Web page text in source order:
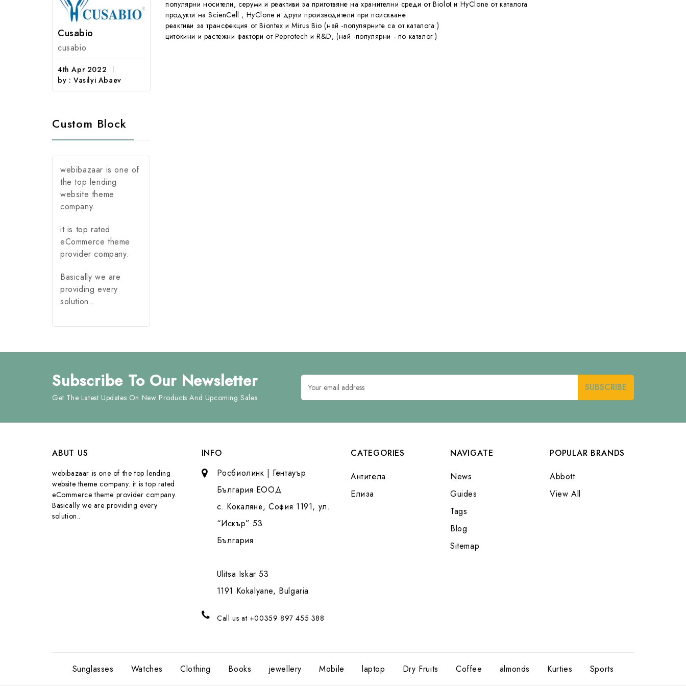
Cusabio
cusabio
4th Apr 2022
by : Vasilyi Abaev
Affinity Cusabio
Custom Block
webibazaar is one of
the top lending
website theme
company.
it is top rated
eCommerce theme
provider company.
Basically we are
providing every
solution..
популярни носители, серуми и реактиви за приготвяне на хранителни среди от Biolot и HyClone от каталога
продукти на ScienCell , HyClone и други производители при поискване
реактиви за трансфекция от Biontex и Mirus Bio (най -популярните са от каталога )
цитокини и растежни фактори от Peprotech и R&D; (най -популярни - по каталог )
Subscribe To Our Newsletter
Get The Latest Updates On New Products And Upcoming Sales
Email
Address
ABUT US
webibazaar is one of the top lending
website theme company. it is top rated
eCommerce theme provider company.
Basically we are providing every
solution..
INFO
Pосбиолинк | Гентауър
България ЕООД
с. Кокаляне, София 1191, ул.
“Искър” 53
България
Ulitsa Iskar 53
1191 Kokalyane, Bulgaria
Call us at +00359 897 455 388
CATEGORIES
Антитела
Елиза
NAVIGATE
News
Guides
Tags
Blog
Sitemap
POPULAR BRANDS
Abbott
View All
Sunglasses Watches Clothing Books jewellery Mobile laptop Dry Fruits Coffee almonds Kurties Sports